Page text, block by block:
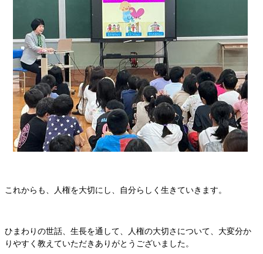
これからも、人権を大切にし、自分らしく生きていきます。
ひまわりの世話、生長を通して、人権の大切さについて、大変分か
りやすく教えていただきありがとうございました。